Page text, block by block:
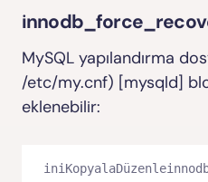
MySQL yapılandırma
/etc/my.cnf) [mysqld]
eklenebilir:
iniKopyalaDüzenle